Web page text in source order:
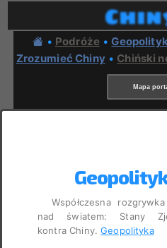
• Podróże •
Zrozumieć Chiny• Chiński
Mapa
Współczesna
nad światem: Stany
kontra Chiny.Geopolityka